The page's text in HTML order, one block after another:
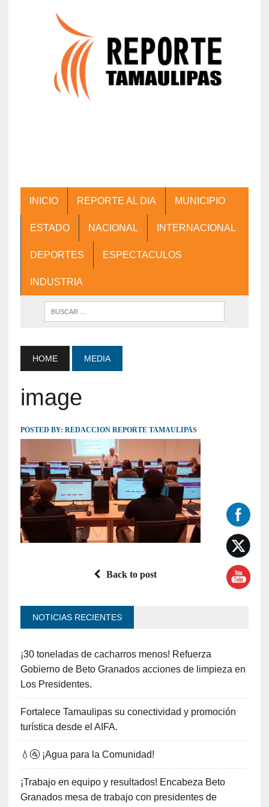
INICIO REPORTE AL DIA MUNICIPIO
ESTADO NACIONAL INTERNACIONAL
DEPORTES ESPECTACULOS
INDUSTRIA
HOME MEDIA
image
POSTED BY: REDACCION REPORTE TAMAULIPAS
Back to post
NOTICIAS RECIENTES
¡30 toneladas de cacharros menos! Refuerza
Gobierno de Beto Granados acciones de limpieza en
Los Presidentes.
Fortalece Tamaulipas su conectividad y promoción
turística desde el AIFA.
💧🚰 ¡Agua para la Comunidad!
¡Trabajo en equipo y resultados! Encabeza Beto
Granados mesa de trabajo con presidentes de